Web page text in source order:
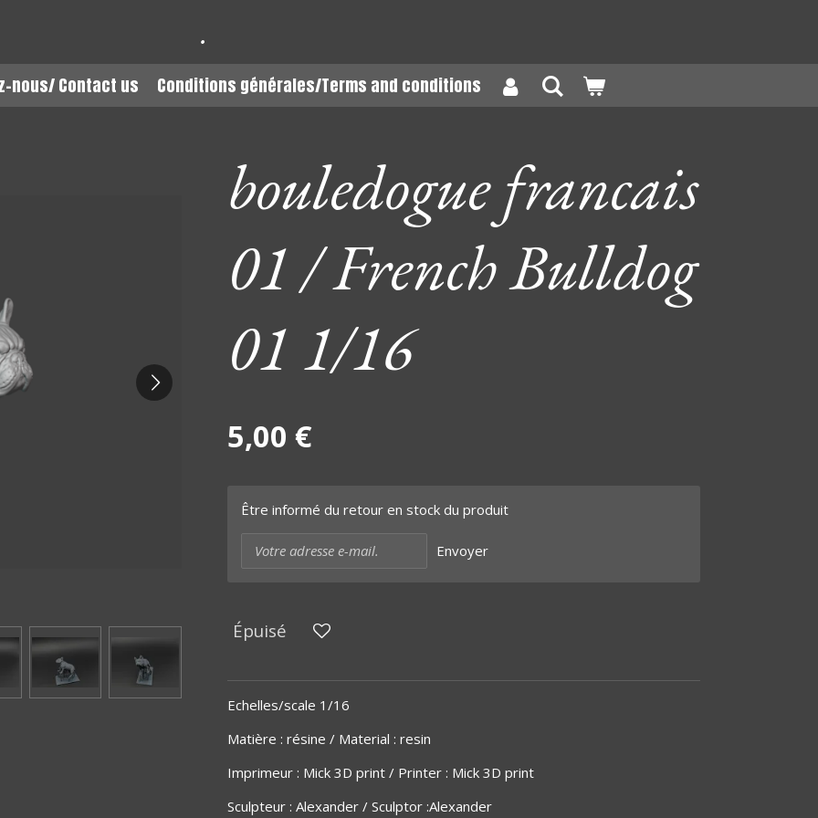
.
nous/ Contact us Conditions générales/Terms and conditions
bouledogue francais
01 / French Bulldog
01 1/16
5,00 €
Être informé du retour en stock du produit
Envoyer
Épuisé
Echelles/scale 1/16
Matière : résine / Material : resin
Imprimeur : Mick 3D print / Printer : Mick 3D print
Sculpteur : Alexander / Sculptor :Alexander